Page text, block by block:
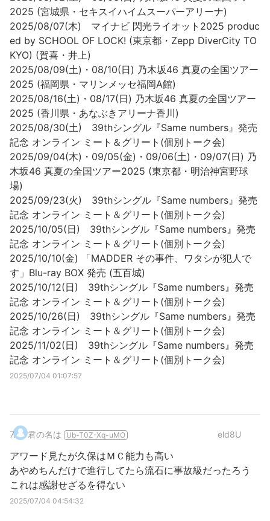
2025 (宮城県・セキスイハイムスーパーアリーナ)
2025/08/07(木) マイナビ 閃光ライオット2025 produc
ed by SCHOOL OF LOCK! (東京都・Zepp DiverCity TO
KYO) (賀喜・井上)
2025/08/09(土)・08/10(日) 乃木坂46 真夏の全国ツアー
2025 (福岡県・マリンメッセ福岡A館)
2025/08/16(土)・08/17(日) 乃木坂46 真夏の全国ツアー
2025 (香川県・あなぶきアリーナ香川)
2025/08/30(土) 39thシングル『Same numbers』発売
記念 オンライン ミート＆グリート(個別トーク会)
2025/09/04(木)・09/05(金)・09/06(土)・09/07(日) 乃
木坂46 真夏の全国ツアー2025 (東京都・明治神宮野球
場)
2025/09/23(火) 39thシングル『Same numbers』発売
記念 オンライン ミート＆グリート(個別トーク会)
2025/10/05(日) 39thシングル『Same numbers』発売
記念 オンライン ミート＆グリート(個別トーク会)
2025/10/10(金) 「MADDER その事件、ワタシが犯人で
す」Blu-ray BOX 発売 (五百城)
2025/10/12(日) 39thシングル『Same numbers』発売
記念 オンライン ミート＆グリート(個別トーク会)
2025/10/26(日) 39thシングル『Same numbers』発売
記念 オンライン ミート＆グリート(個別トーク会)
2025/11/02(日) 39thシングル『Same numbers』発売
記念 オンライン ミート＆グリート(個別トーク会)
2025/07/04 01:07:57
7. 君の名は Ub-T0Z-Xq-uMO eld8U
アワード見たが久保はＭＣ能力も高い
あやめちんだけで進行してたら流石に事故級だったろう
これは感謝せざるを得ない
2025/07/04 04:54:32